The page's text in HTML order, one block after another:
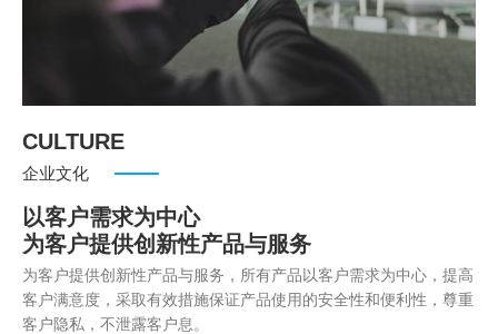
CULTURE
企业文化
以客户需求为中心
为客户提供创新性产品与服务
为客户提供创新性产品与服务，所有产品以客户需求为中心，提高
客户满意度，采取有效措施保证产品使用的安全性和便利性，尊重
客户隐私，不泄露客户息。